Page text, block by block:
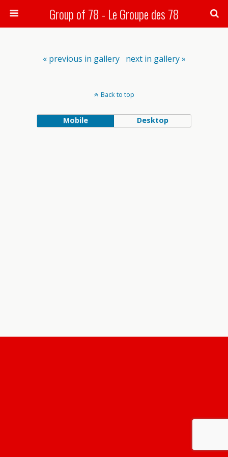
Group of 78 - Le Groupe des 78
« previous in gallery next in gallery »
Back to top
Mobile Desktop